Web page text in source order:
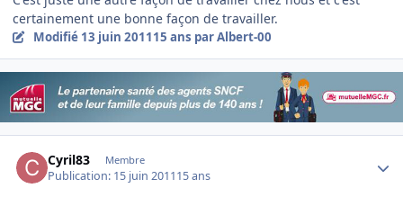
certainement une bonne façon de travailler.
Modifié 13 juin 201115 ans par Albert-00
Cyril83 Membre
Publication: 15 juin 201115 ans